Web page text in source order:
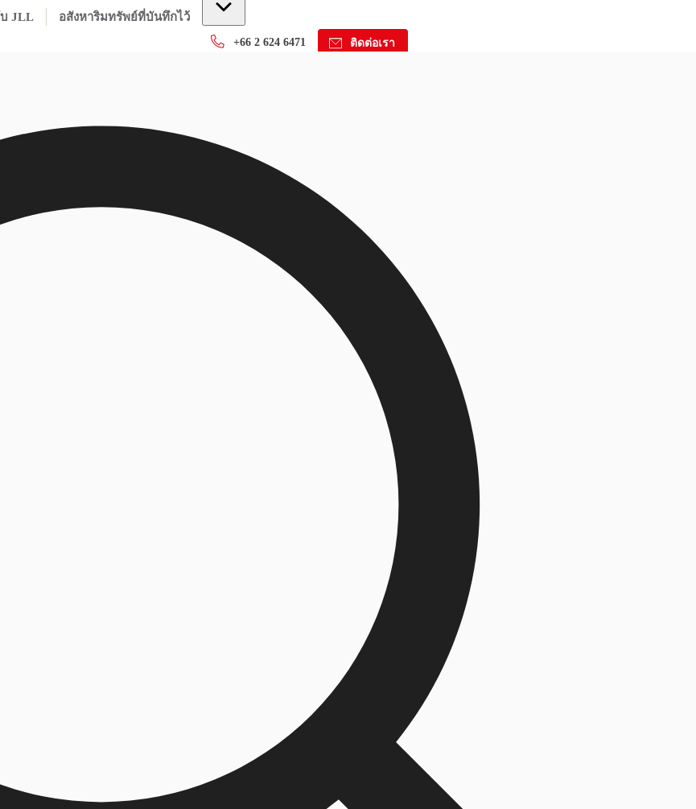
บ JLL อสังหาริมทรัพย์ที่บันทึกไว้
+66 2 624 6471 ติดต่อเรา